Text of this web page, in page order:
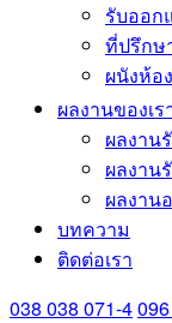
รับออก
ที่ปรึกษ
ผนังห้อ
ผลงานของเร
ผลงาน
ผลงาน
ผลงาน
บทความ
ติดต่อเรา
038 038 071-4